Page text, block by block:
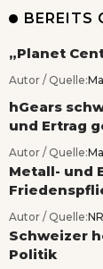
BEREITS
„Planet
Autor / Quelle:
hGears
und Ertrag
Autor / Quelle:
Metall- und
Autor / Quelle:
Schweizer
Politik